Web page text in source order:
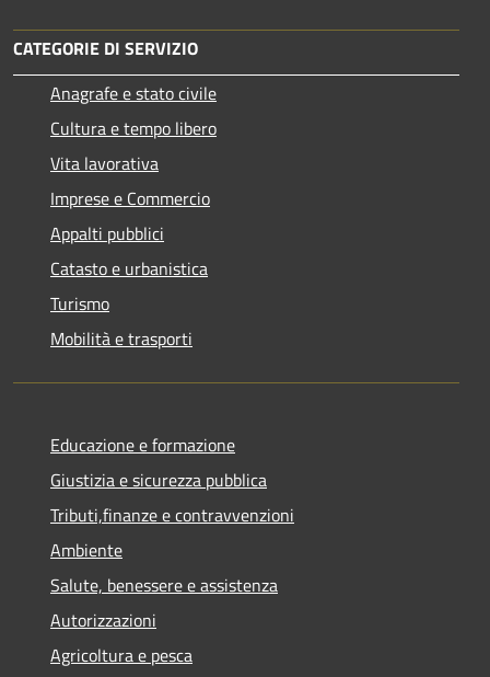
CATEGORIE DI SERVIZIO
Anagrafe e stato civile
Cultura e tempo libero
Vita lavorativa
Imprese e Commercio
Appalti pubblici
Catasto e urbanistica
Turismo
Mobilità e trasporti
Educazione e formazione
Giustizia e sicurezza pubblica
Tributi,finanze e contravvenzioni
Ambiente
Salute, benessere e assistenza
Autorizzazioni
Agricoltura e pesca